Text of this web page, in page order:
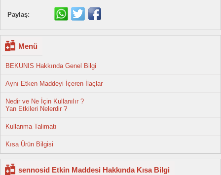
Paylaş:
Menü
BEKUNIS Hakkında Genel Bilgi
Aynı Etken Maddeyi İçeren İlaçlar
Nedir ve Ne İçin Kullanılır ?
Yan Etkileri Nelerdir ?
Kullanma Talimatı
Kısa Ürün Bilgisi
sennosid Etkin Maddesi Hakkında Kısa Bilgi